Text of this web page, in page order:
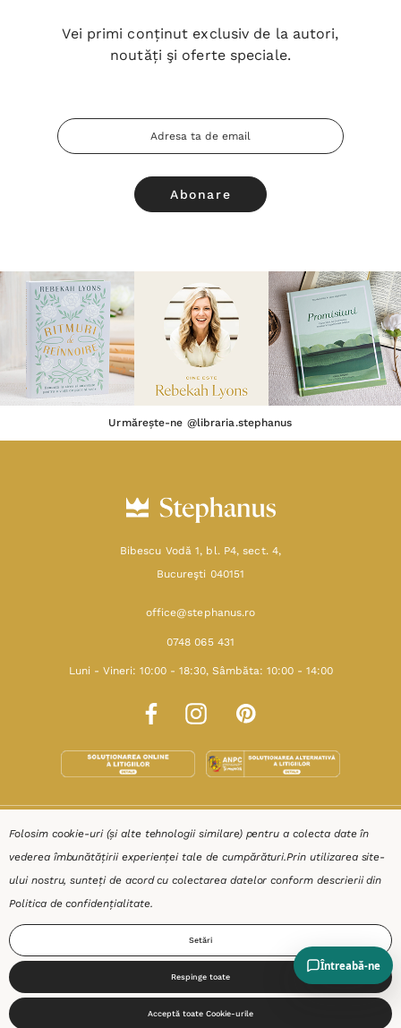
Vei primi conținut exclusiv de la autori,
noutăți şi oferte speciale.
Adresa
Email
Urmărește-ne @libraria.stephanus
Bibescu Vodă 1, bl. P4, sect. 4,
Bucureşti 040151
office@stephanus.ro
0748 065 431
Luni - Vineri: 10:00 - 18:30, Sâmbăta: 10:00 - 14:00
SHOP
RESURSE
AJUTOR
DESPRE
Folosim cookie-uri (și alte tehnologii similare) pentru a colecta date în
vederea îmbunătățirii experienței tale de cumpărături.Prin utilizarea site-
ului nostru, sunteți de acord cu colectarea datelor conform descrierii din
Politica de confidențialitate.
Setări
Respinge toate
Acceptă toate Cookie-urile